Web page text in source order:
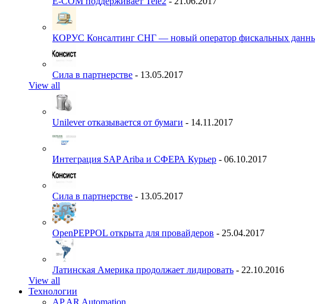
КОРУС Консалтинг СНГ — новый оператор фискальных
Сила в партнерстве - 13.05.2017
View all
Unilever отказывается от бумаги - 14.11.2017
Интеграция SAP Ariba и СФЕРА Курьер - 06.10.2017
Сила в партнерстве - 13.05.2017
OpenPEPPOL открыта для провайдеров - 25.04.2017
Латинская Америка продолжает лидировать - 22.10.2016
View all
Технологии